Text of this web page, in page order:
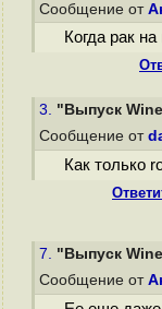
Сообщение от
Когда рак на
3. "Выпуск
Сообщение от
Как только
7. "Выпуск
Сообщение от